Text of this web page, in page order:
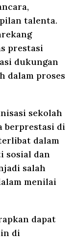
talenta.
prestasi
dukungan
dalam proses
sekolah
berprestasi di
dalam
sosial dan
salah
menilai
dapat
di